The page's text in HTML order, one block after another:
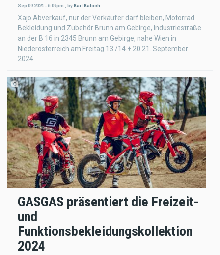
Sep 09 2024 - 6:09pm byKarl Katoch
Xajo Abverkauf, nur der Verkäufer darf bleiben, Motorrad
Bekleidung und Zubehör Brunn am Gebirge, Industriestraße
an der B 16 in 2345 Brunn am Gebirge, nahe Wien in
Niederösterreich am Freitag 13./14 + 20.21. September
2024
GASGAS präsentiert die Freizeit-
und
Funktionsbekleidungskollektion
2024